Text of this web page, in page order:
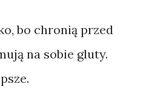
bo chronią przed
na sobie gluty.